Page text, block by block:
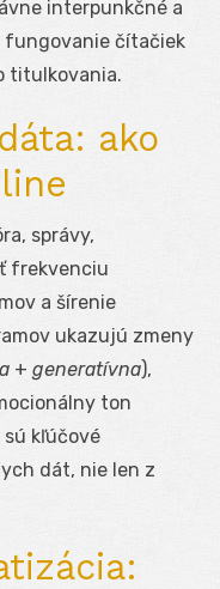
interpunkčné a
fungovanie čítačiek
titulkovania.
ako
správy,
frekvenciu
a šírenie
ukazujú zmeny
+ generatívna),
ton
sú kľúčové
dát, nie len z